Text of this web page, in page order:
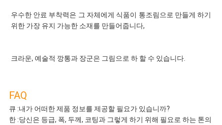
우수한 안료 부착력은 그 자체에게 식품이 통조림으로 만들게 하기
위한 가장 유지 가능한 소재를 만들어줍니다,
크라운, 예술적 깡통과 장군은 그림으로 하 할 수 있습니다.
FAQ
큐 :내가 어떠한 제품 정보를 제공할 필요가 있습니까?
한 :당신은 등급, 폭, 두께, 코팅과 그렇게 하기 위해 필요로 하는 톤의